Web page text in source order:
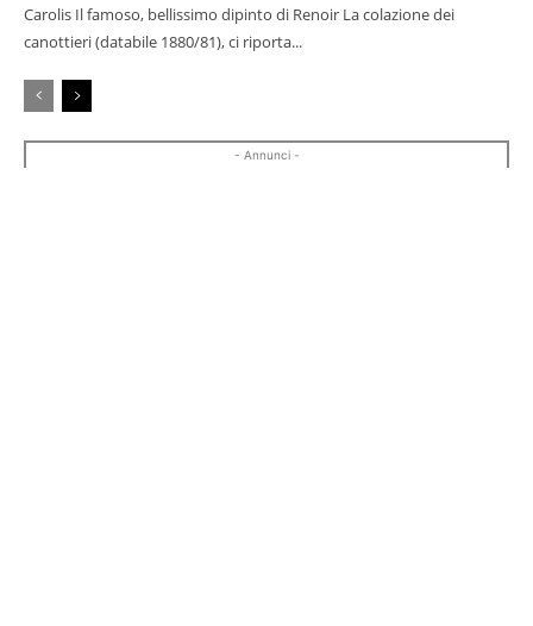
Carolis Il famoso, bellissimo dipinto di Renoir La colazione dei
canottieri (databile 1880/81), ci riporta...
- Annunci -